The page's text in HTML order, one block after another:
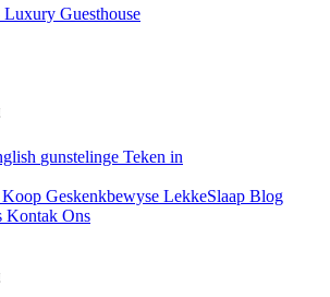
Guesthouse
gunstelinge Teken in
Koop Geskenkbewyse LekkeSlaap Blog
Kontak Ons